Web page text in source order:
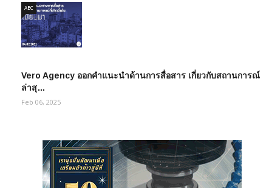
Vero Agency ออกคำแนะนำด้านการสื่อสาร เกี่ยวกับสถานการณ์
ล่าสุ…
AEC
Feb 06, 2025